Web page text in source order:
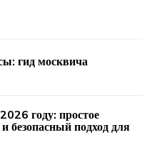
гид москвича
году: простое
безопасный подход для